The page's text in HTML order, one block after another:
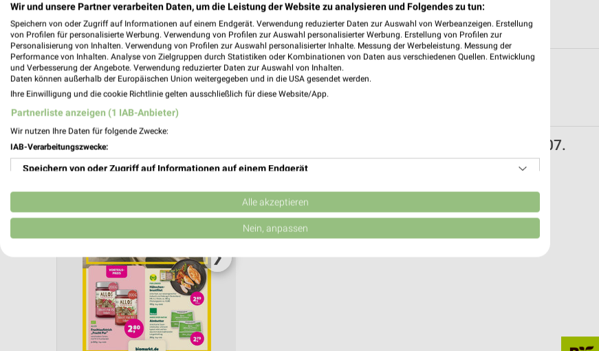
ÖPNV ANZEIGEN LADESÄULEN ANZEIGEN NAVIGATION MIT GOOGLE/IOS MAPS
Aktuelle Angebote in dieser Filiale
Anzahl Prospekte: 1
Letztes Prospektupdate: vor 11 Tagen
❯
BioMarkt Prospekt für Coburg ab Mi. den 29.07.
Gültig von 29. Jul. bis 11. Aug.
📅 Kalendereintrag erstellen
PROSPEKT BLÄTTERN
Wir und unsere Partner verarbeiten Daten, um die Leistung der Website zu analysieren und Folgendes zu tun:
Speichern von oder Zugriff auf Informationen auf einem Endgerät. Verwendung reduzierter Daten zur Auswahl von Werbeanzeigen. Erstellung
von Profilen für personalisierte Werbung. Verwendung von Profilen zur Auswahl personalisierter Werbung. Erstellung von Profilen zur
Personalisierung von Inhalten. Verwendung von Profilen zur Auswahl personalisierter Inhalte. Messung der Werbeleistung. Messung der
Performance von Inhalten. Analyse von Zielgruppen durch Statistiken oder Kombinationen von Daten aus verschiedenen Quellen. Entwicklung
und Verbesserung der Angebote. Verwendung reduzierter Daten zur Auswahl von Inhalten.
Daten können außerhalb der Europäischen Union weitergegeben und in die USA gesendet werden.
Ihre Einwilligung und die cookie Richtlinie gelten ausschließlich für diese Website/App.
Partnerliste anzeigen (1 IAB-Anbieter)
Wir nutzen Ihre Daten für folgende Zwecke:
IAB-Verarbeitungszwecke:
Speichern von oder Zugriff auf Informationen auf einem Endgerät
Verwendung reduzierter Daten zur Auswahl von Werbeanzeigen
Erstellung von Profilen für personalisierte Werbung
Erstellung von Profilen zur Personalisierung von Inhalten
Verwendung von Profilen zur Auswahl personalisierter Inhalte
Messung der Werbeleistung
Alle akzeptieren
Nein, anpassen